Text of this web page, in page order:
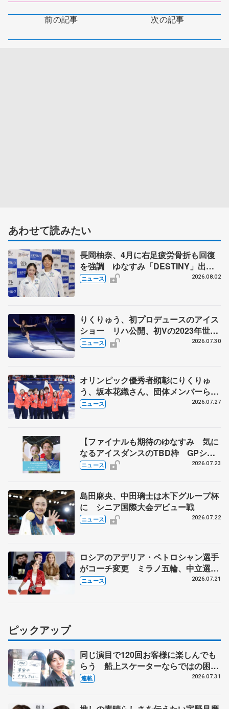
前の記事 次の記事
あわせて読みたい
長岡柚奈、4月に右足疲労骨折も回復
を強調 ゆなすみ「DESTINY」出
演、森口澄士「力を合わせて」
ニュース 2026.08.02
りくりゅう、初プロデュースのアイス
ショー リハ公開、初Vの2023年世界
選手権のSP披露 ハゼボロ、チョク
ニュース 2026.07.30
オリンピック優秀者顕彰にりくりゅ
う、坂本花織さん、団体メンバーら
8月7日に文科省が表彰式、ブルーノ・
ニュース 2026.07.27
【ファイナルも期待のゆなすみ 気に
なるアイスダンスのTBD枠 GPシリ
ーズ展望③ペア・アイスダンス編】
ニュース 2026.07.23
島田麻央、中田璃士は木下グループ杯
に シニア国際大会デビュー戦
ニュース 2026.07.22
ロシアのアデリア・ペトロシャン選手
がコーチ変更 ミラノ五輪、中立選手
で6位入賞
ニュース 2026.07.21
ピックアップ
同じ演目で120回お客様に楽しんでも
らう 船上スケーターならではの困難
とは 影響あったPIW前キャプテン松
連載 2026.07.31